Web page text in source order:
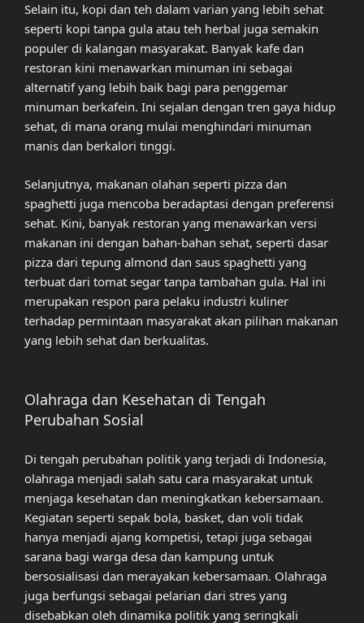
Selain itu, kopi dan teh dalam varian yang lebih sehat
seperti kopi tanpa gula atau teh herbal juga semakin
populer di kalangan masyarakat. Banyak kafe dan
restoran kini menawarkan minuman ini sebagai
alternatif yang lebih baik bagi para penggemar
minuman berkafein. Ini sejalan dengan tren gaya hidup
sehat, di mana orang mulai menghindari minuman
manis dan berkalori tinggi.
Selanjutnya, makanan olahan seperti pizza dan
spaghetti juga mencoba beradaptasi dengan preferensi
sehat. Kini, banyak restoran yang menawarkan versi
makanan ini dengan bahan-bahan sehat, seperti dasar
pizza dari tepung almond dan saus spaghetti yang
terbuat dari tomat segar tanpa tambahan gula. Hal ini
merupakan respon para pelaku industri kuliner
terhadap permintaan masyarakat akan pilihan makanan
yang lebih sehat dan berkualitas.
Olahraga dan Kesehatan di Tengah
Perubahan Sosial
Di tengah perubahan politik yang terjadi di Indonesia,
olahraga menjadi salah satu cara masyarakat untuk
menjaga kesehatan dan meningkatkan kebersamaan.
Kegiatan seperti sepak bola, basket, dan voli tidak
hanya menjadi ajang kompetisi, tetapi juga sebagai
sarana bagi warga desa dan kampung untuk
bersosialisasi dan merayakan kebersamaan. Olahraga
juga berfungsi sebagai pelarian dari stres yang
disebabkan oleh dinamika politik yang seringkali